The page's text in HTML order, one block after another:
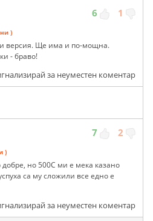
6 1
)
версия. Ще има и по-мощна.
- браво!
за неуместен коментар
7 2
)
но 500С ми е мека казано
са му сложили все едно е
за неуместен коментар